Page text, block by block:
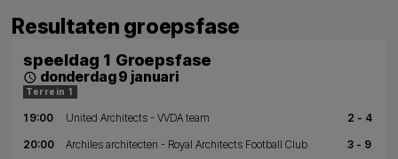
Resultaten groepsfase
speeldag 1 Groepsfase
schedule donderdag 9 januari
Terrein 1
19:00 United Architects - VVDA team
2 - 4
20:00
Archiles architecten - Royal Architects Football Club
3 - 9